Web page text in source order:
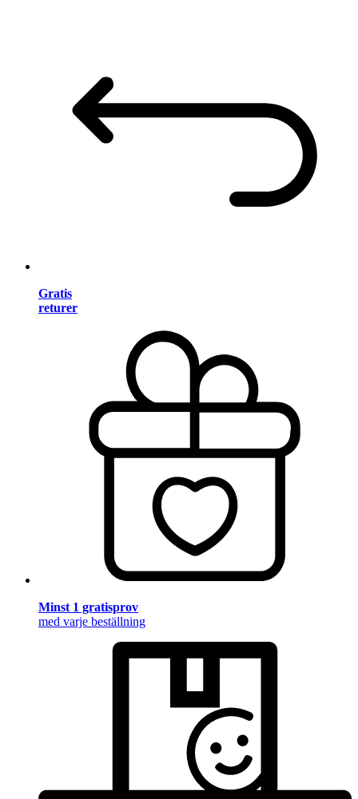
Gratis
returer
Minst 1 gratisprov
med varje beställning